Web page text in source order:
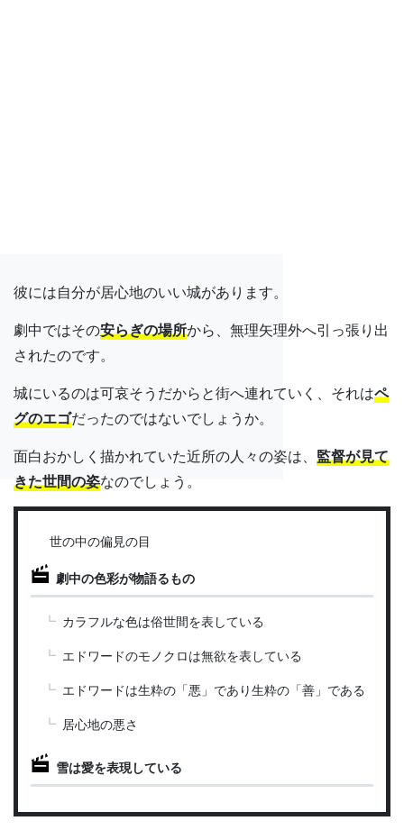
彼には自分が居心地のいい城があります。
劇中ではその安らぎの場所から、無理矢理外へ引っ張り出
されたのです。
城にいるのは可哀そうだからと街へ連れていく、それはペ
グのエゴだったのではないでしょうか。
面白おかしく描かれていた近所の人々の姿は、 監督が見て
きた世間の姿なのでしょう。
世の中の偏見の目
劇中の色彩が物語るもの
カラフルな色は俗世間を表している
エドワードのモノクロは無欲を表している
エドワードは生粋の「悪」であり生粋の「善」である
居心地の悪さ
雪は愛を表現している